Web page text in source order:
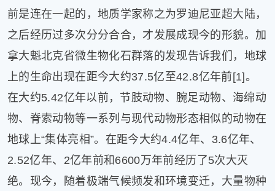
前是连在一起的，地质学家称之为罗迪尼亚超大陆，
之后经历过多次分分合合，才发展成现今的形貌。加
拿大魁北克省微生物化石群落的发现告诉我们，地球
上的生命出现在距今大约37.5亿至42.8亿年前[1]。
在大约5.42亿年以前，节肢动物、腕足动物、海绵动
物、脊索动物等一系列与现代动物形态相似的动物在
地球上“集体亮相”。在距今大约4.4亿年、3.6亿年、
2.52亿年、2亿年前和6600万年前经历了5次大灭
绝。现今，随着极端气候频发和环境变迁，大量物种